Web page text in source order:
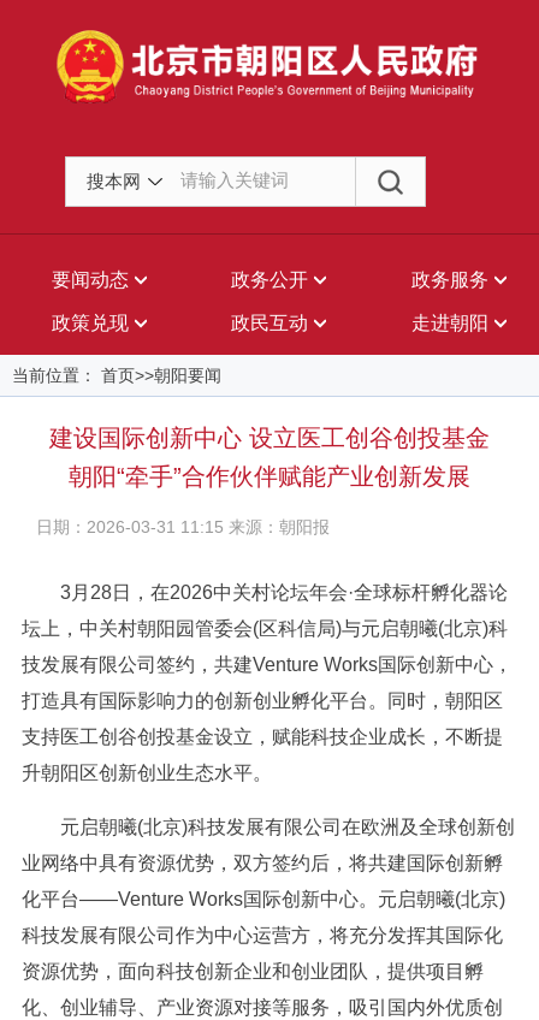
搜本网
要闻动态 政务公开 政务服务
政策兑现 政民互动 走进朝阳
当前位置： 首页>>朝阳要闻
建设国际创新中心 设立医工创谷创投基金
朝阳“牵手”合作伙伴赋能产业创新发展
日期：2026-03-31 11:15 来源：朝阳报
3月28日，在2026中关村论坛年会·全球标杆孵化器论
坛上，中关村朝阳园管委会(区科信局)与元启朝曦(北京)科
技发展有限公司签约，共建Venture Works国际创新中心，
打造具有国际影响力的创新创业孵化平台。同时，朝阳区
支持医工创谷创投基金设立，赋能科技企业成长，不断提
升朝阳区创新创业生态水平。
元启朝曦(北京)科技发展有限公司在欧洲及全球创新创
业网络中具有资源优势，双方签约后，将共建国际创新孵
化平台——Venture Works国际创新中心。元启朝曦(北京)
科技发展有限公司作为中心运营方，将充分发挥其国际化
资源优势，面向科技创新企业和创业团队，提供项目孵
化、创业辅导、产业资源对接等服务，吸引国内外优质创